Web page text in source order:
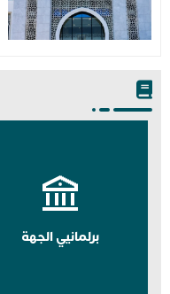
برلمانيي الجهة